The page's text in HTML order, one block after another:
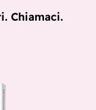
Chiamaci.